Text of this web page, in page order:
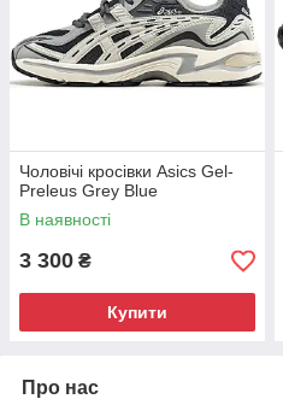
Чоловічі кросівки Asics Gel-
Preleus Grey Blue
В наявності
3 300 ₴
Купити
Про нас